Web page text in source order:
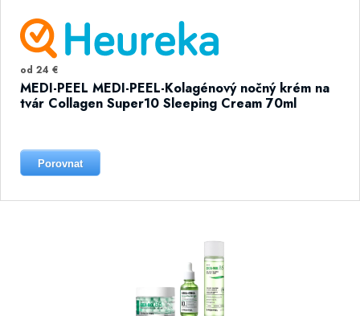
od 24 €
MEDI-PEEL MEDI-PEEL-Kolagénový nočný krém na
tvár Collagen Super10 Sleeping Cream 70ml
Porovnat